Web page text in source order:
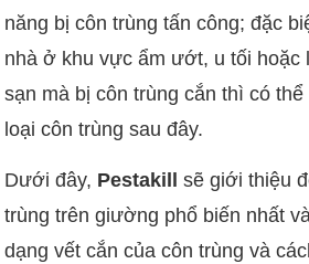
năng bị côn trùng tấn công; đặc
nhà ở khu vực ẩm ướt, u tối hoặc
sạn mà bị côn trùng cắn thì có
loại côn trùng sau đây.
Dưới đây, Pestakill
sẽ giới thiệu
trùng trên giường phổ biến nhất
dạng vết cắn của côn trùng và